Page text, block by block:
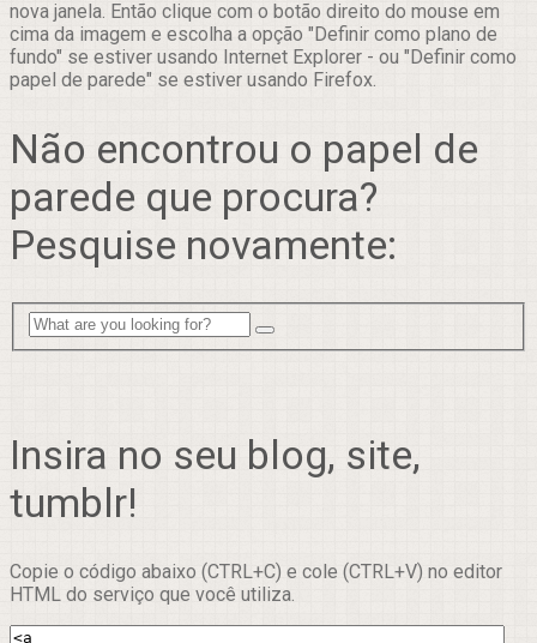
nova janela. Então clique com o botão direito do mouse em
cima da imagem e escolha a opção "Definir como plano de
fundo" se estiver usando Internet Explorer - ou "Definir como
papel de parede" se estiver usando Firefox.
Não encontrou o papel de
parede que procura?
Pesquise novamente:
Insira no seu blog, site,
tumblr!
Copie o código abaixo (CTRL+C) e cole (CTRL+V) no editor
HTML do serviço que você utiliza.